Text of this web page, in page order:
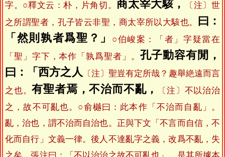
字。○釋文云：朴，片角切。 商太宰大駭，
〔注〕世
之所謂聖者，孔子皆云非聖，商太宰所以大駭也。 曰：
「然則孰者爲聖？」
○伯峻案：「者」字疑當在
「聖」字下，本作「孰爲聖者」。 孔子動容有閒，
曰：「西方之人〔注〕聖豈有定所哉？趣舉絶遠而言
之也。有聖者焉，不治而不亂，
〔注〕不以治治
之，故不可亂也。○俞樾曰：此本作「不治而自亂」。
亂，治也，謂不治而自治也。正與下文「不言而自信，不
化而自行」文義一律。後人不達亂字之義，改爲不亂，失